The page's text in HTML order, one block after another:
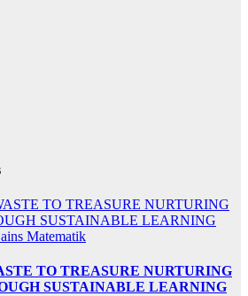
Matematik
TO TREASURE NURTURING
SUSTAINABLE LEARNING